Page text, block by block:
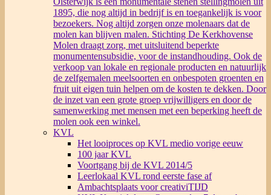
1895, die nog altijd in bedrijf is en toegankelijk is voor
bezoekers. Nog altijd zorgen onze molenaars dat de
molen kan blijven malen. Stichting De Kerkhovense
Molen draagt zorg, met uitsluitend beperkte
monumentensubsidie, voor de instandhouding. Ook de
verkoop van lokale en regionale producten en natuurlijk
de zelfgemalen meelsoorten en onbespoten groenten en
fruit uit eigen tuin helpen om de kosten te dekken. Door
de inzet van een grote groep vrijwilligers en door de
samenwerking met mensen met een beperking heeft de
molen ook een winkel.
KVL
Het looiproces op KVL medio vorige eeuw
100 jaar KVL
Voortgang bij de KVL 2014/5
Leerlokaal KVL rond eerste fase af
Ambachtsplaats voor creativiTIJD